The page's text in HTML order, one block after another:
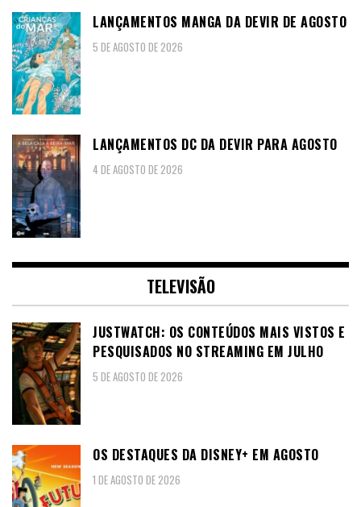
LANÇAMENTOS MANGA DA DEVIR DE AGOSTO
5 DE AGOSTO DE 2026
LANÇAMENTOS DC DA DEVIR PARA AGOSTO
4 DE AGOSTO DE 2026
TELEVISÃO
JUSTWATCH: OS CONTEÚDOS MAIS VISTOS E
PESQUISADOS NO STREAMING EM JULHO
5 DE AGOSTO DE 2026
OS DESTAQUES DA DISNEY+ EM AGOSTO
1 DE AGOSTO DE 2026